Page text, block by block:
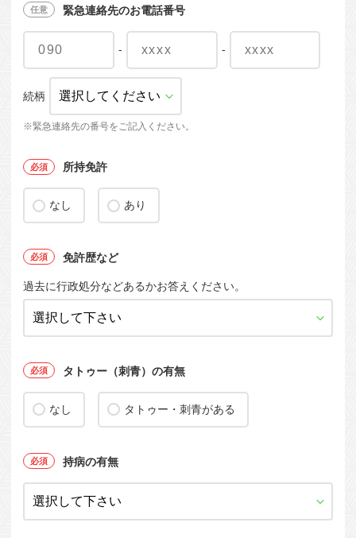
緊急連絡先のお電話番号
- -
続柄
※緊急連絡先の番号をご記入ください。
所持免許
なし あり
免許歴など
過去に行政処分などあるかお答えください。
タトゥー（刺青）の有無
なし タトゥー・刺青がある
持病の有無